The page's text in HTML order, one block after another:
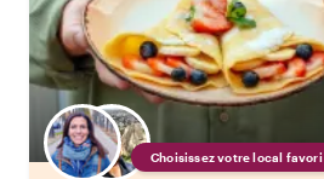
Choisissez votre local favori